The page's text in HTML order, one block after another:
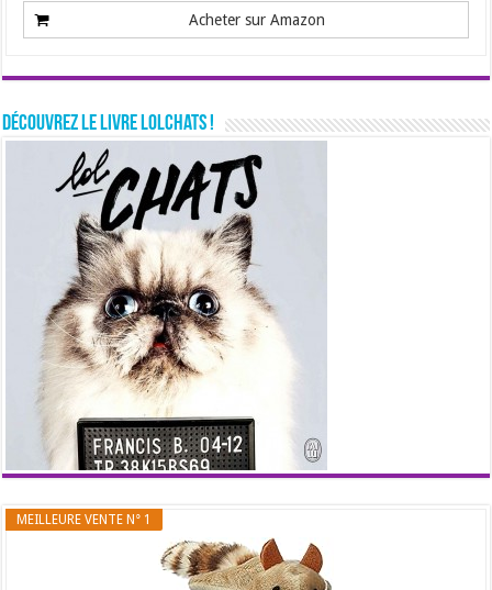
Acheter sur Amazon
Découvrez le livre LolChats !
MEILLEURE VENTE N° 1